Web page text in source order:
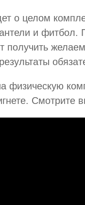
о целом
и фитбол.
получить
физическую
Смотрите